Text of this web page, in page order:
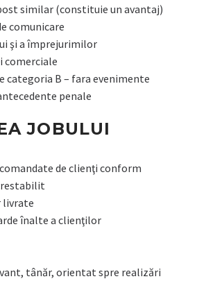
similar (constituie un avantaj)
comunicare
şi a împrejurimilor
comerciale
categoria B – fara evenimente
penale
JOBULUI
de clienţi conform
livrate
înalte a clienţilor
tânăr, orientat spre realizări